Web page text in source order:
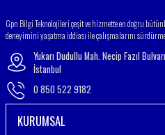
Gpn Bilgi Teknolojileri çeşit ve hizmette en doğru
deneyimini yaşatma iddiası ile çalışmalarını
Yukarı Dudullu Mah. Necip Fazıl
İstanbul
0 850 522 9182
KURUMSAL